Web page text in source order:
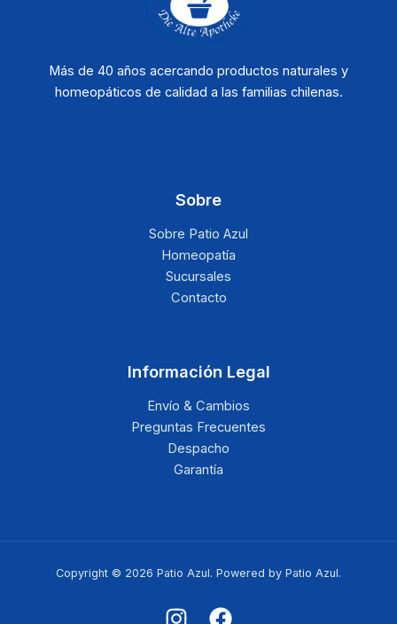
Más de 40 años acercando productos naturales y
homeopáticos de calidad a las familias chilenas.
Sobre
Sobre Patio Azul
Homeopatía
Sucursales
Contacto
Información Legal
Envío & Cambios
Preguntas Frecuentes
Despacho
Garantía
Copyright © 2026 Patio Azul. Powered by Patio Azul.